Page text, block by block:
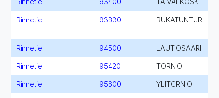
Rinnetie 93400 TAIVALKOSKI
Rinnetie 93830
RUKATUNTUR
Rinnetie 94500 LAUTIOSAARI
Rinnetie 95420 TORNIO
Rinnetie 95600 YLITORNIO